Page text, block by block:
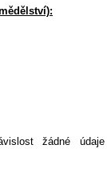
žádné údaje